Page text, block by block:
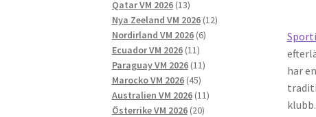
har
klubb.
Qatar VM 2026 1313
produkter
Nya Zeeland VM 2026 1212
Nordirland VM 2026 66
Ecuador VM 2026 1111
produkter
Paraguay VM 2026 1111
Marocko VM 2026 4545
produkter
Australien VM 2026 1111
Österrike VM 2026 2020